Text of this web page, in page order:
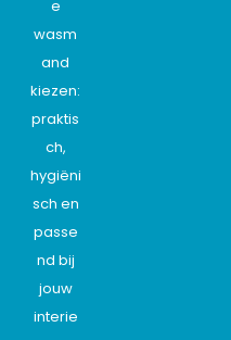
e
wasm
and
kiezen:
praktis
ch,
hygiëni
sch en
passe
nd bij
jouw
interie